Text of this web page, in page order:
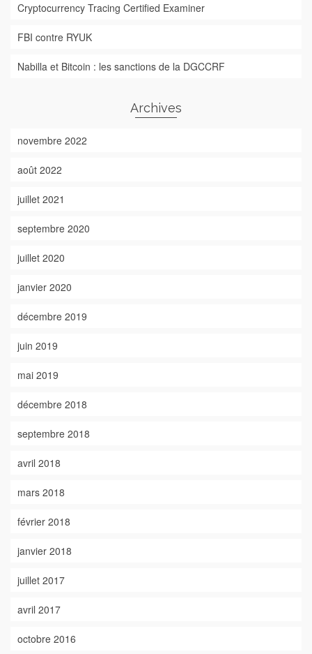
Cryptocurrency Tracing Certified Examiner
FBI contre RYUK
Nabilla et Bitcoin : les sanctions de la DGCCRF
Archives
novembre 2022
août 2022
juillet 2021
septembre 2020
juillet 2020
janvier 2020
décembre 2019
juin 2019
mai 2019
décembre 2018
septembre 2018
avril 2018
mars 2018
février 2018
janvier 2018
juillet 2017
avril 2017
octobre 2016